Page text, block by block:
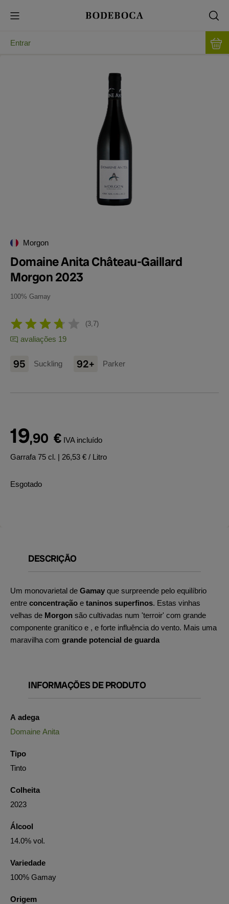
Entrar
Morgon
Domaine Anita Château-Gaillard
Morgon 2023
100% Gamay
3,7
avaliações 19
95 Suckling 92+ Parker
19,90 € IVA incluído
Garrafa 75 cl. | 26,53 € / Litro
Esgotado
DESCRIÇÃO
Um monovarietal de Gamay que surpreende pelo equilíbrio
entre concentração e taninos superfinos. Estas vinhas
velhas de Morgon são cultivadas num 'terroir' com grande
componente granítico e , e forte influência do vento. Mais uma
maravilha com grande potencial de guarda
INFORMAÇÕES DE PRODUTO
A adega
Domaine Anita
Tipo
Tinto
Colheita
2023
Álcool
14.0% vol.
Variedade
100% Gamay
Origem